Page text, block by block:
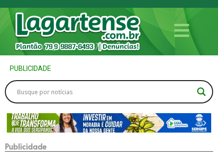
PUBLICIDADE
Publicidade